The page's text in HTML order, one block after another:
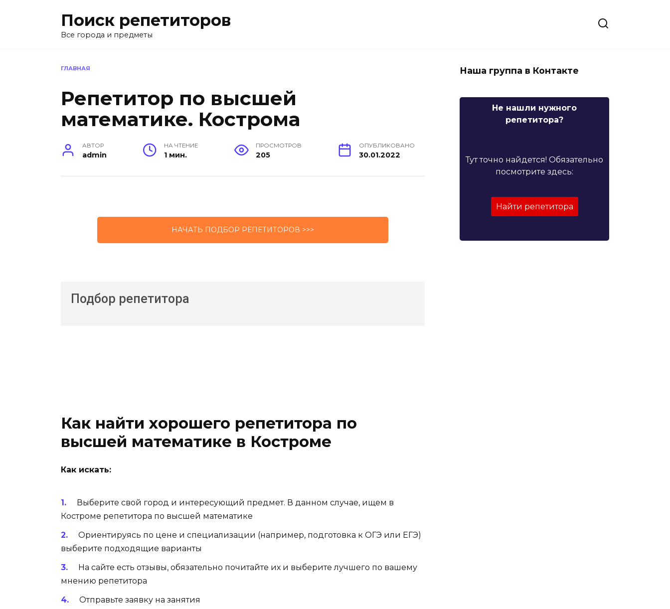
Поиск репетиторов
Все города и предметы
ГЛАВНАЯ
Репетитор по высшей
математике. Кострома
АВТОР
admin
НА ЧТЕНИЕ
1 мин.
ПРОСМОТРОВ
205
ОПУБЛИКОВАНО
30.01.2022
НАЧАТЬ ПОДБОР РЕПЕТИТОРОВ >>>
Подбор репетитора
Как найти хорошего репетитора по
высшей математике в Костроме
Как искать:
Выберите свой город и интересующий предмет. В данном случае, ищем в
Костроме репетитора по высшей математике
Ориентируясь по цене и специализации (например, подготовка к ОГЭ или ЕГЭ)
выберите подходящие варианты
На сайте есть отзывы, обязательно почитайте их и выберите лучшего по вашему
мнению репетитора
Отправьте заявку на занятия
Наша группа в Контакте
Не нашли нужного
репетитора?
Тут точно найдется! Обязательно
посмотрите здесь:
Найти репетитора